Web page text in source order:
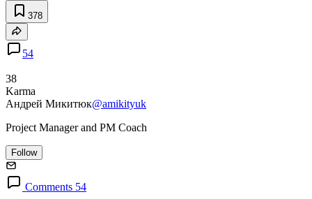
378
54
38
Karma
Андрей Микитюк@amikityuk
Project Manager and PM Coach
Follow
Comments 54